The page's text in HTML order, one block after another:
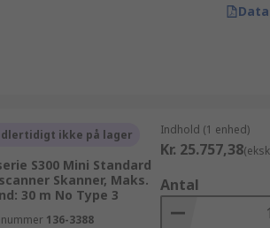
ikke på lager
S300 Mini Standard
Skanner, Maks.
30 m No Type 3
136-3388
Indhold (1 enhed)
Kr. 25.757,38
Antal